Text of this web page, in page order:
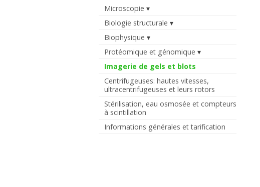
Microscopie
Biologie structurale
Biophysique
Protéomique et génomique
Imagerie de gels et blots
Centrifugeuses: hautes vitesses,
ultracentrifugeuses et leurs rotors
Stérilisation, eau osmosée et compteurs
à scintillation
Informations générales et tarification